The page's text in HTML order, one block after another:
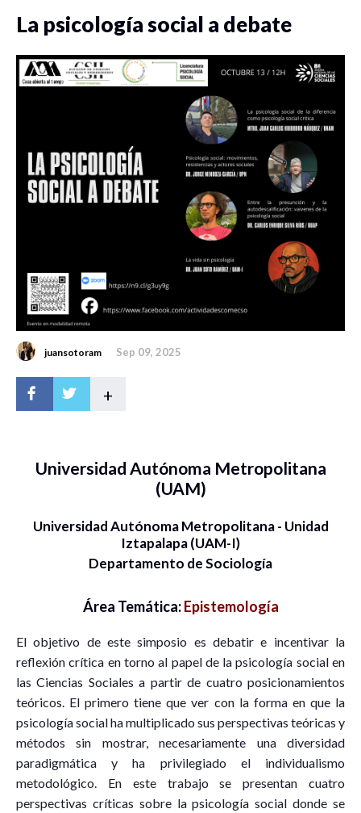
La psicología social a debate
juansotoram Sep 09, 2025
+
Universidad Autónoma Metropolitana
(UAM)
Universidad Autónoma Metropolitana - Unidad
Iztapalapa (UAM-I)
Departamento de Sociología
Área Temática:Epistemología
El objetivo de este simposio es debatir e incentivar la
reflexión crítica en torno al papel de la psicología social en
las Ciencias Sociales a partir de cuatro posicionamientos
teóricos. El primero tiene que ver con la forma en que la
psicología social ha multiplicado sus perspectivas teóricas y
métodos sin mostrar, necesariamente una diversidad
paradigmática y ha privilegiado el individualismo
metodológico. En este trabajo se presentan cuatro
perspectivas críticas sobre la psicología social donde se